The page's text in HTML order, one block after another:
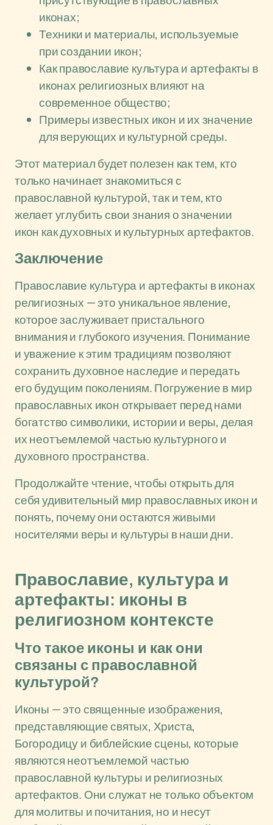
иконах;
Техники и материалы, используемые
при создании икон;
Как православие культура и артефакты в
иконах религиозных влияют на
современное общество;
Примеры известных икон и их значение
для верующих и культурной среды.
Этот материал будет полезен как тем, кто
только начинает знакомиться с
православной культурой, так и тем, кто
желает углубить свои знания о значении
икон как духовных и культурных артефактов.
Заключение
Православие культура и артефакты в иконах
религиозных — это уникальное явление,
которое заслуживает пристального
внимания и глубокого изучения. Понимание
и уважение к этим традициям позволяют
сохранить духовное наследие и передать
его будущим поколениям. Погружение в мир
православных икон открывает перед нами
богатство символики, истории и веры, делая
их неотъемлемой частью культурного и
духовного пространства.
Продолжайте чтение, чтобы открыть для
себя удивительный мир православных икон и
понять, почему они остаются живыми
носителями веры и культуры в наши дни.
Православие, культура и
артефакты: иконы в
религиозном контексте
Что такое иконы и как они
связаны с православной
культурой?
Иконы — это священные изображения,
представляющие святых, Христа,
Богородицу и библейские сцены, которые
являются неотъемлемой частью
православной культуры и религиозных
артефактов. Они служат не только объектом
для молитвы и почитания, но и несут